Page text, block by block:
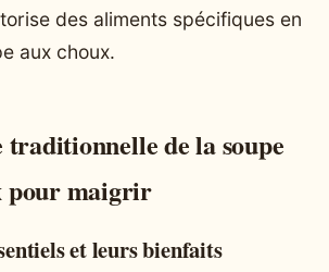
des aliments spécifiques en
aux choux.
de la soupe
pour maigrir
et leurs bienfaits